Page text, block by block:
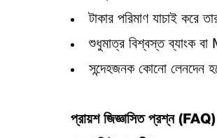
টাকার পরিমাণ যাচাই করে
শুধুমাত্র বিশ্বস্ত ব্যাংক
সন্দেহজনক কোনো লেনদেন
প্রায়শ জিজ্ঞাসিত প্রশ্ন (FAQ)